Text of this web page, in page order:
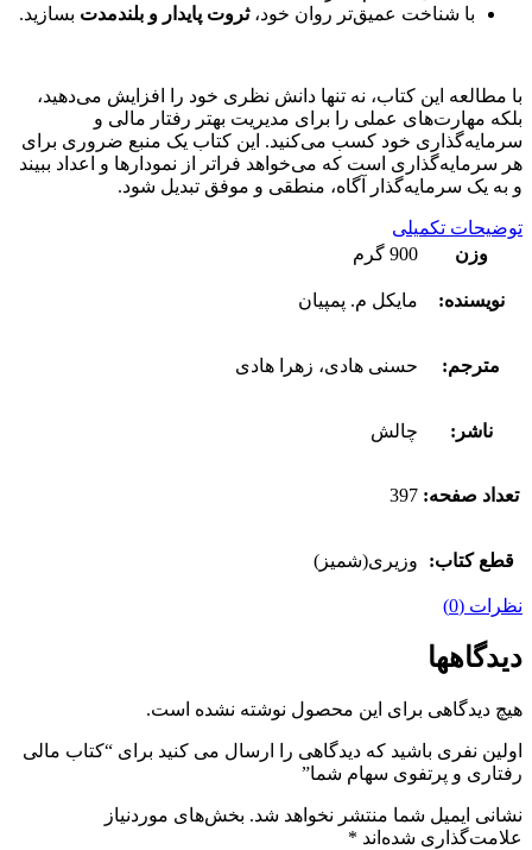
با شناخت عمیق‌تر روان خود،ثروت پایدار و بلندمدت بسازید.
با مطالعه این کتاب، نه تنها دانش نظری خود را افزایش می‌دهید،
بلکه مهارت‌های عملی را برای مدیریت بهتر رفتار مالی و
سرمایه‌گذاری خود کسب می‌کنید. این کتاب یک منبع ضروری برای
هر سرمایه‌گذاری است که می‌خواهد فراتر از نمودارها و اعداد ببیند
و به یک سرمایه‌گذار آگاه، منطقی و موفق تبدیل شود.
توضیحات تکمیلی
وزن
900 گرم
نویسنده: مایکل م. پمپیان
مترجم: حسنی هادی، زهرا هادی
ناشر: چالش
تعداد صفحه: 397
قطع کتاب: وزیری(شمیز)
نظرات (0)
دیدگاهها
هیچ دیدگاهی برای این محصول نوشته نشده است.
اولین نفری باشید که دیدگاهی را ارسال می کنید برای “کتاب مالی
رفتاری و پرتفوی سهام شما”
نشانی ایمیل شما منتشر نخواهد شد. بخش‌های موردنیاز
علامت‌گذاری شده‌اند *